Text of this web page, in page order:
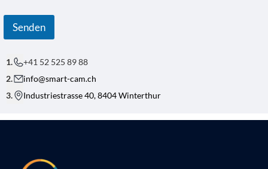
Senden
+41 52 525 89 88
info@smart-cam.ch
Industriestrasse 40, 8404 Winterthur